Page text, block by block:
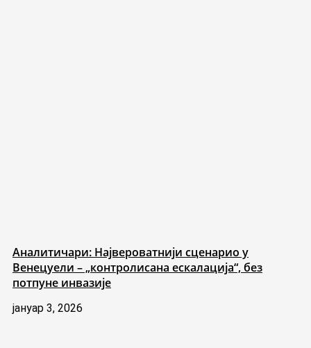
Аналитичари: Највероватнији сценарио у
Венецуели – „контролисана ескалација“, без
потпуне инвазије
јануар 3, 2026